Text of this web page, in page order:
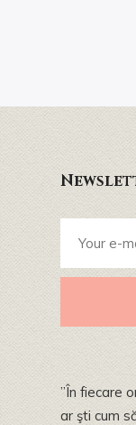
”În fiecare
ar şti cum